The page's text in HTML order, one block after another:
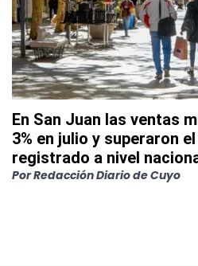
En San Juan las ventas
3% en julio y superaron
registrado a nivel
PorRedacción Diario de Cuyo